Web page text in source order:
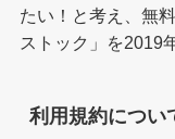
たい！と考え、無
ストック」を2019
利用規約につい